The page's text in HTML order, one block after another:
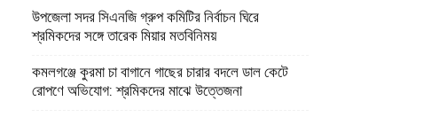
উপজেলা সদর সিএনজি গ্রুপ কমিটির নির্বাচন ঘিরে
শ্রমিকদের সঙ্গে তারেক মিয়ার মতবিনিময়
কমলগঞ্জে কুরমা চা বাগানে গাছের চারার বদলে ডাল কেটে
রোপণে অভিযোগ: শ্রমিকদের মাঝে উত্তেজনা